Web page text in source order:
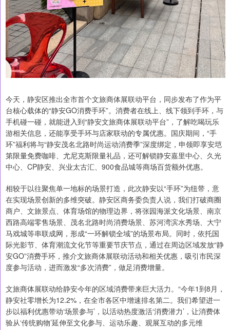
今天，静安区推出全市首个文旅商体展联动平台，同步发布了作为平
台核心载体的“静安GO消费手环”。消费者在线上、线下领到手环，与
手机碰一碰，就能进入到“静安文旅商体展联动平台”，了解吃喝玩乐
游相关信息，还能享受手环与店家联动的专属优惠。国庆期间，“手
环”福利将与“静安茂名北路时尚运动消费季”深度绑定，申领即享安垲
第限量免费咖啡、尤尼克斯限量礼品，还可解锁静安嘉里中心、久光
中心、CP静安、兴业太古汇、900食品城等商场百货额外优惠。
相较于以往聚焦单一地标的场景打造，此次静安以“手环”为纽带，意
在实现场景创新的多维突破。静安区商务委负责人说，我们打破商圈
商户、文旅景点、体育场馆的物理边界，将张园海派文化场景、南京
西路高端零售场景、茂名北路时尚消费场景、苏河湾滨水秀场、大宁
马戏城等串联成网，形成“一环解锁全域”的场景布局。同时，依托国
际光影节、体育潮流文化节等重要节庆节点，通过在周边区域发放“静
安GO”消费手环，推介文旅商体展联动活动和相关优惠，吸引市民深
度参与活动，进而激发“多次消费”，做足消费增量。
文旅商体展联动给静安今年的区域消费带来巨大活力。“今年1到8月，
静安社零增长为12.2%，在全市各区中增速排名第二。我们希望进一
步以福利优惠带动‘场景参与’，以活动热度激活‘消费潜力’，让消费体
验从‘传统购物’延伸至文化参与、运动乐趣、观展互动的多元维